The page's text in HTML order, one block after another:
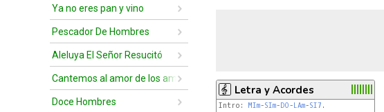
Ya no eres pan y vino
Pescador De Hombres
Aleluya El Señor Resucitó
Cantemos al amor de los amores
Doce Hombres
Letra y Acordes
Intro: MIm-SIm-DO-LAm-SI7 .